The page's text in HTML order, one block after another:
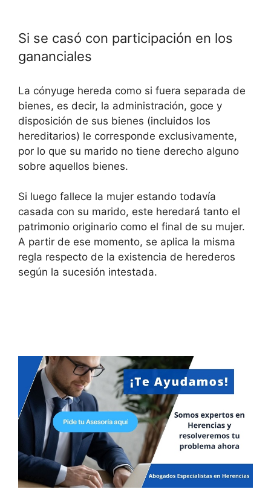
Si se casó con participación en los
gananciales
La cónyuge hereda como si fuera separada de
bienes, es decir, la administración, goce y
disposición de sus bienes (incluidos los
hereditarios) le corresponde exclusivamente,
por lo que su marido no tiene derecho alguno
sobre aquellos bienes.
Si luego fallece la mujer estando todavía
casada con su marido, este heredará tanto el
patrimonio originario como el final de su mujer.
A partir de ese momento, se aplica la misma
regla respecto de la existencia de herederos
según la sucesión intestada.